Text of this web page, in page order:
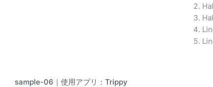
sample-06｜使用アプリ：Trippy